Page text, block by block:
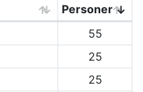
Personer
55
25
25